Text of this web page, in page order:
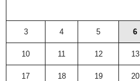
3 4 5 6
10 11 12 13
17 18 19 20